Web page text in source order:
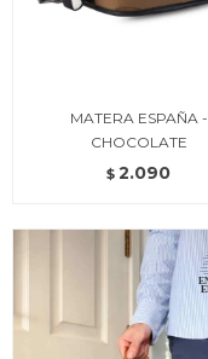
MATERA ESPAÑA -
CHOCOLATE
$ 2.090